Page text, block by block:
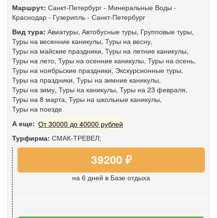
Маршрут: Санкт-Петербург - Минеральные Воды -
Краснодар - Гузерипль - Санкт-Петербург
Вид тура: Авиатуры, Автобусные туры, Групповые туры,
Туры на весенние каникулы, Туры на весну,
Туры на майские праздники, Туры на летние каникулы,
Туры на лето, Туры на осенние каникулы, Туры на осень,
Туры на ноябрьские праздники, Экскурсионные туры,
Туры на праздники, Туры на зимние каникулы,
Туры на зиму, Туры на каникулы, Туры на 23 февраля,
Туры на 8 марта, Туры на школьные каникулы,
Туры на поезде
А еще: От 30000 до 40000 рублей
Турфирма: СМАК-ТРЕВЕЛ;
39200 ₽
на 6 дней в Базе отдыха